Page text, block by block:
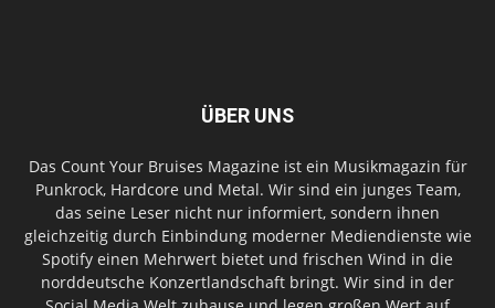
ÜBER UNS
Das Count Your Bruises Magazine ist ein Musikmagazin für
Punkrock, Hardcore und Metal. Wir sind ein junges Team,
das seine Leser nicht nur informiert, sondern ihnen
gleichzeitig durch Einbindung moderner Mediendienste wie
Spotify einen Mehrwert bietet und frischen Wind in die
norddeutsche Konzertlandschaft bringt. Wir sind in der